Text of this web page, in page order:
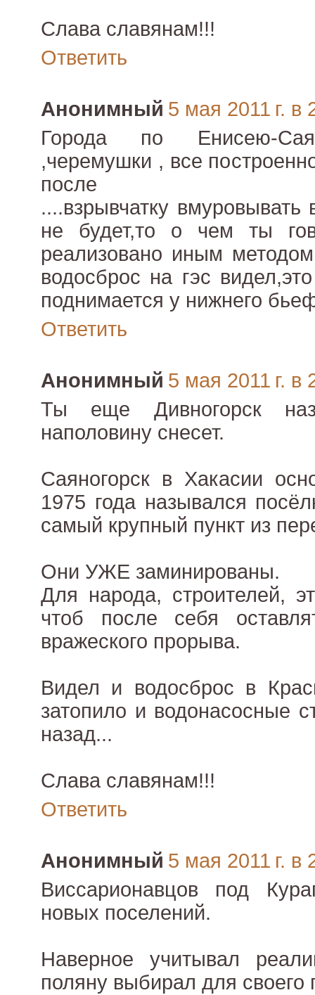
Слава славянам!!!
Ответить
Анонимный 5 мая 2011 г. в
Города по Енисею-
,черемушки , все
после
....взрывчатку вмуровывать
не будет,то о чем ты
реализовано иным
водосброс на гэс
поднимается у нижнего
Ответить
Анонимный 5 мая 2011 г. в
Ты еще Дивногорск
наполовину снесет.
Саяногорск в Хакасии
1975 года назывался
самый крупный пункт из
Они УЖЕ заминированы.
Для народа, строителей,
чтоб после себя
вражеского прорыва.
Видел и водосброс в
затопило и водонасосные
назад...
Слава славянам!!!
Ответить
Анонимный 5 мая 2011 г. в
Виссарионавцов под
новых поселений.
Наверное учитывал
поляну выбирал для своего